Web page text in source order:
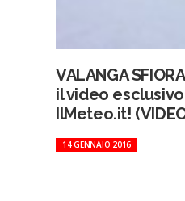
VALANGA
il video
IlMeteo.it!
14 GENNAIO 2016